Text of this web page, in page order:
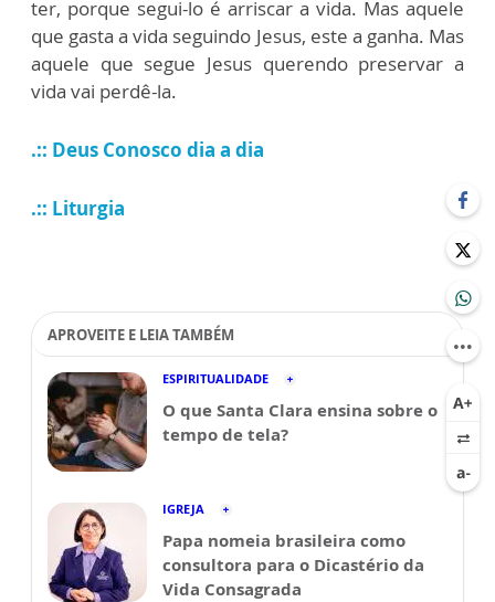
ter, porque segui-lo é arriscar a vida. Mas aquele
que gasta a vida seguindo Jesus, este a ganha. Mas
aquele que segue Jesus querendo preservar a
vida vai perdê-la.
.:: Deus Conosco dia a dia
.:: Liturgia
APROVEITE E LEIA TAMBÉM
ESPIRITUALIDADE
O que Santa Clara ensina sobre o
tempo de tela?
IGREJA
Papa nomeia brasileira como
consultora para o Dicastério da
Vida Consagrada